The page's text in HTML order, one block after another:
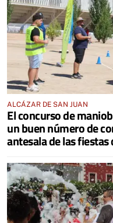
ALCÁZAR DE SAN JUAN
El concurso de
un buen número de
antesala de las fiestas